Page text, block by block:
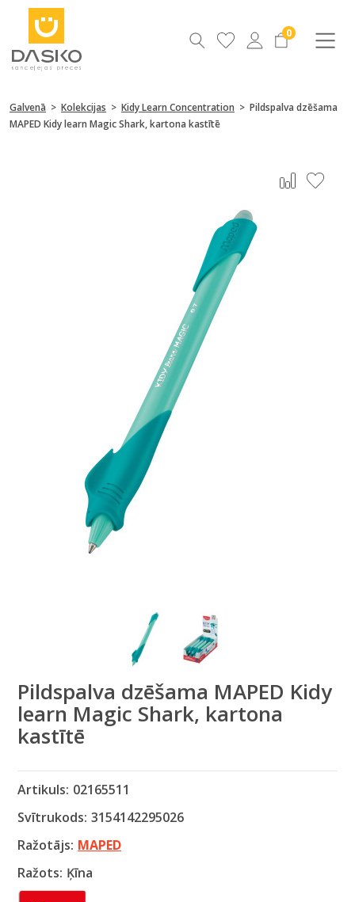
0
Galvenā > Kolekcijas > Kidy Learn Concentration > Pildspalva dzēšama
MAPED Kidy learn Magic Shark, kartona kastītē
Pildspalva dzēšama MAPED Kidy
learn Magic Shark, kartona
kastītē
Artikuls: 02165511
Svītrukods: 3154142295026
Ražotājs: MAPED
Ražots: Ķīna